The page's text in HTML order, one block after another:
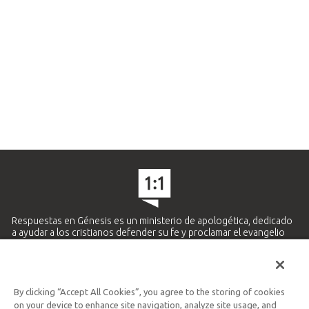
Respuestas en Génesis es un ministerio de apologética, dedicado
a ayudar a los cristianos defender su fe y proclamar el evangelio
Ministerio Hispano y Latinoamericano
By clicking “Accept All Cookies”, you agree to the storing of cookies
on your device to enhance site navigation, analyze site usage, and